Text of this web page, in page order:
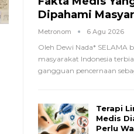
Dipahami
Metronom 6 Agu 2026
Oleh Dewi Nada* SELAMA
masyarakat Indonesia
gangguan pencernaan
Terapi
Medis
Perlu